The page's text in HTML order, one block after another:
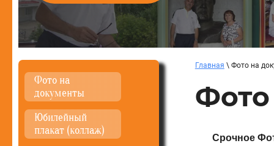
Главная \ Фото на
Срочное
Фото на
документы
Юбилейный
плакат (коллаж)